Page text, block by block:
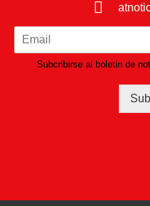
Subcribirse al boletin de